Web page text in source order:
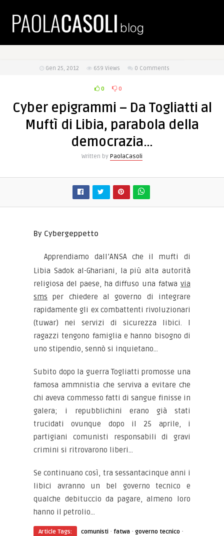
Gen 25, 2012 659 Views 0 Comments
0 0
Cyber epigrammi – Da Togliatti al
Muftì di Libia, parabola della
democrazia…
Written by PaolaCasoli
By Cybergeppetto
Apprendiamo dall’ANSA che il mufti di
Libia Sadok al-Ghariani, la più alta autorità
religiosa del paese, ha diffuso una fatwa via
sms per chiedere al governo di integrare
rapidamente gli ex combattenti rivoluzionari
(tuwar) nei servizi di sicurezza libici. I
ragazzi tengono famiglia e hanno bisogno di
uno stipendio, sennò si inquietano…
Subito dopo la guerra Togliatti promosse una
famosa ammnistia che serviva a evitare che
chi aveva commesso fatti di sangue finisse in
galera; i repubblichini erano già stati
trucidati ovunque dopo il 25 aprile, i
partigiani comunisti responsabili di gravi
crimini si ritrovarono liberi…
Se continuano così, tra sessantacinque anni i
libici avranno un bel governo tecnico e
qualche debituccio da pagare, almeno loro
hanno il petrolio…
Article Tags: comunisti · fatwa ·governo tecnico ·